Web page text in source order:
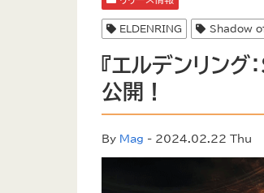
ELDENRING Shadow
『エルデンリン
公開！
By Mag - 2024.02.22 Thu